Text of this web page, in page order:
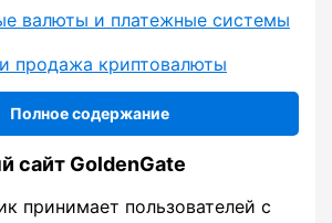
валюты и платежные системы
продажа криптовалюты
Полное содержание
сайт GoldenGate
принимает пользователей с